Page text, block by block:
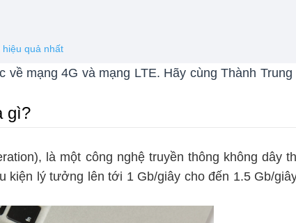
quả nhất
về mạng 4G và mạng LTE. Hãy cùng Thành Trung
gì?
là một công nghệ truyền thông không dây
kiện lý tưởng lên tới 1 Gb/giây cho đến 1.5 Gb/